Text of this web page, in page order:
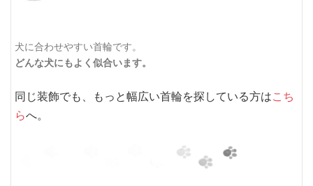
犬に合わせやすい首輪です。
どんな犬にもよく似合います。
同じ装飾でも、もっと幅広い首輪を探している方は こち
らへ。